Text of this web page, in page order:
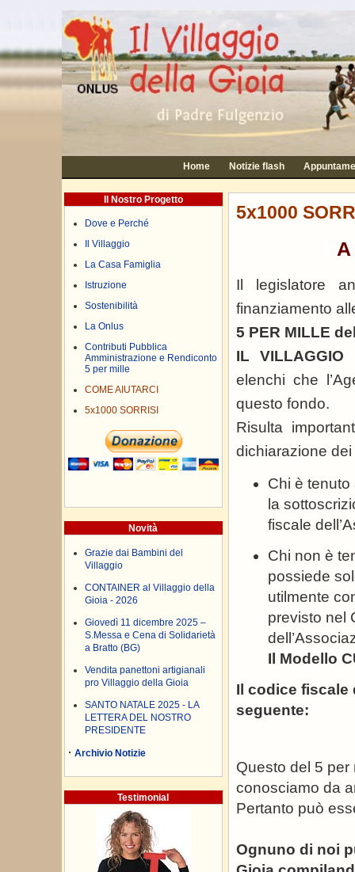
Home Notizie flash
Il Nostro Progetto
Dove e Perché
Il Villaggio
La Casa Famiglia
Istruzione
Sostenibilità
La Onlus
Contributi Pubblica
Amministrazione e Rendiconto
5 per mille
COME AIUTARCI
5x1000 SORRISI
Novità
Grazie dai Bambini del
Villaggio
CONTAINER al Villaggio della
Gioia - 2026
Giovedì 11 dicembre 2025 –
S.Messa e Cena di Solidarietà
a Bratto (BG)
Vendita panettoni artigianali
pro Villaggio della Gioia
SANTO NATALE 2025 - LA
LETTERA DEL NOSTRO
PRESIDENTE
· Archivio Notizie
Testimonial
5x1000
Il legislatore
finanziamento
5 PER MILLE
IL VILLAGGIO
elenchi che
questo fondo.
Risulta
dichiarazione dei
Chi è
la
fiscale
Chi non è
possiede
utilmente
previsto nel
Il Modello
Il codice fiscale
seguente:
Questo del 5
conosciamo da
Pertanto può
Ognuno di noi